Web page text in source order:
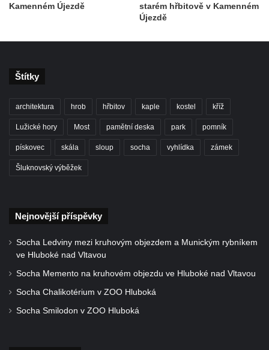
Všestudech
Hrob Karla Berouska na hřbitově ve
Velkých Žernosekách
Hrob rodiny Victorinovy na hřbitově v
Chloumku v Mělníku
Chloumku v Mělníku
Hrob rodiny Sixtových na hřbitově v
Chloumku v Mělníku
Kamenném Újezdě
starém hřbitově v Kamenném
Újezdě
Štítky
architektura hrob hřbitov kaple kostel kříž
Lužické hory Most pamětní deska park pomník
pískovec skála sloup socha vyhlídka zámek
Šluknovský výběžek
Nejnovější příspěvky
Socha Ledviny mezi kruhovým objezdem a Munickým rybníkem
ve Hluboké nad Vltavou
Socha Memento na kruhovém objezdu ve Hluboké nad Vltavou
Socha Chalikotérium v ZOO Hluboká
Socha Smilodon v ZOO Hluboká